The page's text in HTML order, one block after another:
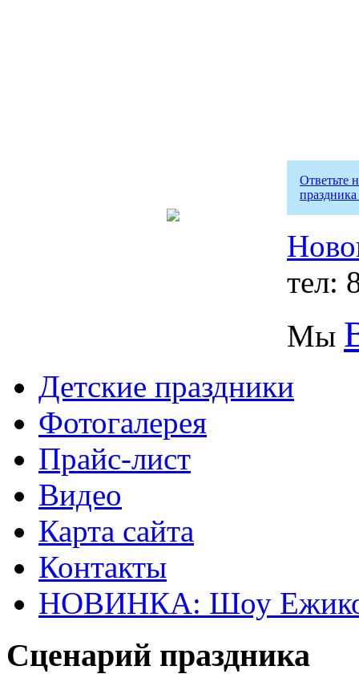
Ответьте
тел:
Мы
Детские праздники
Фотогалерея
Прайс-лист
Видео
Карта сайта
Контакты
НОВИНКА: Шоу
Сценарий праздника